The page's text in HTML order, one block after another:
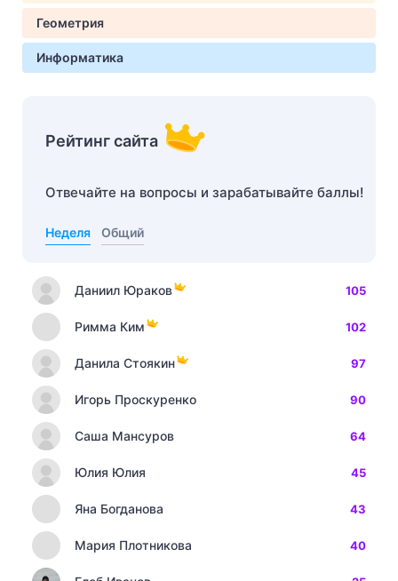
Геометрия
Информатика
Рейтинг сайта
Отвечайте на вопросы и зарабатывайте баллы!
Неделя Общий
Даниил Юраков 105
Римма Ким 102
Данила Стоякин 97
Игорь Проскуренко 90
Саша Мансуров 64
Юлия Юлия 45
Яна Богданова 43
Мария Плотникова 40